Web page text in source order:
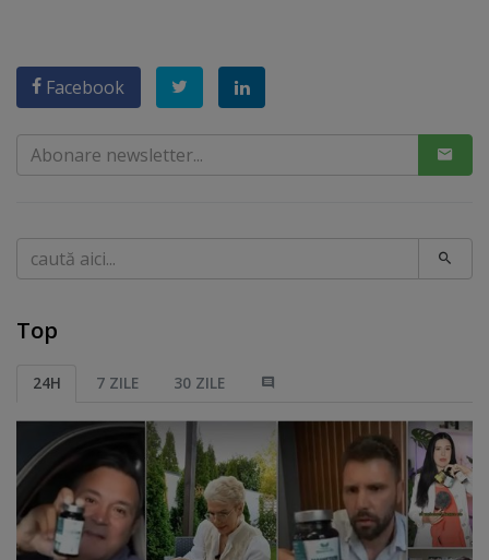
Facebook
Caută
Top
24H 7 ZILE 30 ZILE